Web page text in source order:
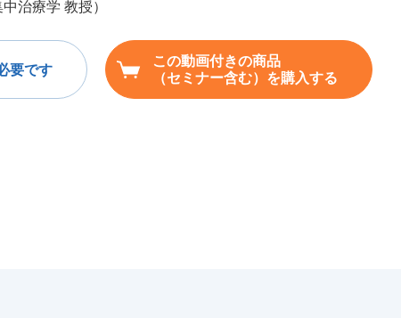
治療学 教授）
要です
この動画付きの商品
（セミナー含む）を購入する